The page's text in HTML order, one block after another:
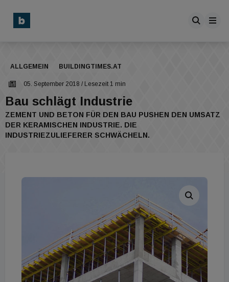
ALLGEMEIN BUILDINGTIMES.AT
05. September 2018 / Lesezeit 1 min
Bau schlägt Industrie
ZEMENT UND BETON FÜR DEN BAU PUSHEN DEN UMSATZ
DER KERAMISCHEN INDUSTRIE. DIE
INDUSTRIEZULIEFERER SCHWÄCHELN.